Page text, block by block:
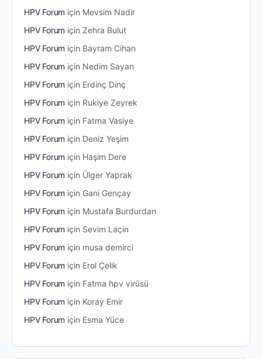
HPV Forum için Mevsim Nadir
HPV Forum içinZehra Bulut
HPV Forum için Bayram Cihan
HPV Forum için Nedim Sayan
HPV Forum için Erdinç Dinç
HPV Forum için Rukiye Zeyrek
HPV Forum için Fatma Vasiye
HPV Forum için Deniz Yeşim
HPV Forum için Haşim Dere
HPV Forum için Ülger Yaprak
HPV Forum için Gani Gençay
HPV Forum için Mustafa Burdurdan
HPV Forum için Sevim Laçin
HPV Forum için musa demirci
HPV Forum için Erol Çelik
HPV Forum için Fatma hpv virüsü
HPV Forum için Koray Emir
HPV Forum için Esma Yüce